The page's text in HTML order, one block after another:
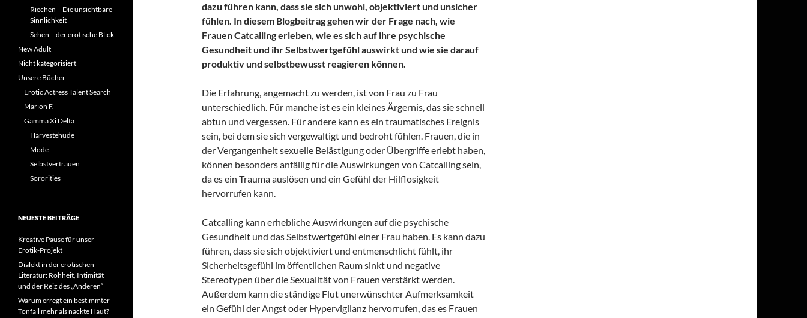
dazu führen kann, dass sie sich unwohl, objektiviert und unsicher
fühlen. In diesem Blogbeitrag gehen wir der Frage nach, wie
Frauen Catcalling erleben, wie es sich auf ihre psychische
Gesundheit und ihr Selbstwertgefühl auswirkt und wie sie darauf
produktiv und selbstbewusst reagieren können.
Die Erfahrung, angemacht zu werden, ist von Frau zu Frau
unterschiedlich. Für manche ist es ein kleines Ärgernis, das sie schnell
abtun und vergessen. Für andere kann es ein traumatisches Ereignis
sein, bei dem sie sich vergewaltigt und bedroht fühlen. Frauen, die in
der Vergangenheit sexuelle Belästigung oder Übergriffe erlebt haben,
können besonders anfällig für die Auswirkungen von Catcalling sein,
da es ein Trauma auslösen und ein Gefühl der Hilflosigkeit
hervorrufen kann.
Catcalling kann erhebliche Auswirkungen auf die psychische
Gesundheit und das Selbstwertgefühl einer Frau haben. Es kann dazu
führen, dass sie sich objektiviert und entmenschlicht fühlt, ihr
Sicherheitsgefühl im öffentlichen Raum sinkt und negative
Stereotypen über die Sexualität von Frauen verstärkt werden.
Außerdem kann die ständige Flut unerwünschter Aufmerksamkeit
ein Gefühl der Angst oder Hypervigilanz hervorrufen, das es Frauen
Riechen – Die unsichtbare
Sinnlichkeit
Sehen – der erotische Blick
New Adult
Nicht kategorisiert
Unsere Bücher
Erotic Actress Talent Search
Marion F.
Gamma Xi Delta
Harvestehude
Mode
Selbstvertrauen
Sororities
NEUESTE BEITRÄGE
Kreative Pause für unser
Erotik-Projekt
Dialekt in der erotischen
Literatur: Rohheit, Intimität
und der Reiz des „Anderen“
Warum erregt ein bestimmter
Tonfall mehr als nackte Haut?